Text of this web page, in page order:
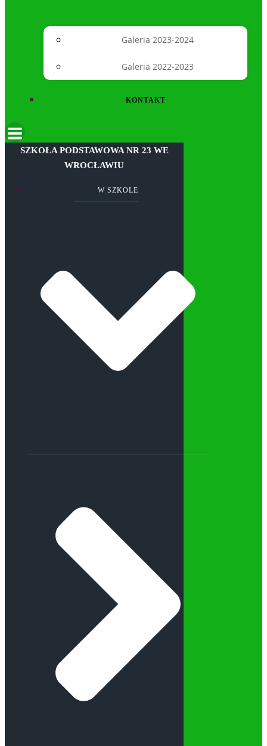
Galeria 2023-2024
Galeria 2022-2023
KONTAKT
SZKOŁA PODSTAWOWA NR 23 WE
WROCŁAWIU
W SZKOLE